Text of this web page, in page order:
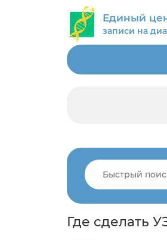
Единый
записи на
Где сделать